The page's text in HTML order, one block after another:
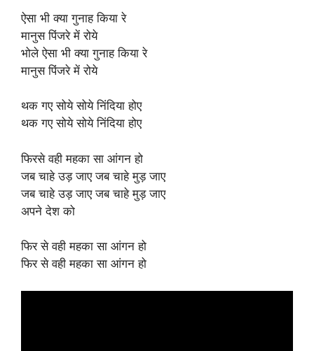
ऐसा भी क्या गुनाह किया रे
मानुस पिंजरे में रोये
भोले ऐसा भी क्या गुनाह किया रे
मानुस पिंजरे में रोये
थक गए सोये सोये निंदिया होए
थक गए सोये सोये निंदिया होए
फिरसे वही महका सा आंगन हो
जब चाहे उड़ जाए जब चाहे मुड़ जाए
जब चाहे उड़ जाए जब चाहे मुड़ जाए
अपने देश को
फिर से वही महका सा आंगन हो
फिर से वही महका सा आंगन हो